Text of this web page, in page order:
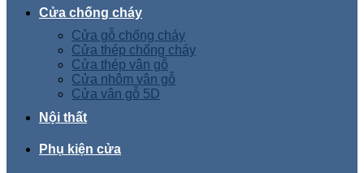
Cửa chống cháy
Cửa gỗ chống cháy
Cửa thép chống cháy
Cửa thép vân gỗ
Cửa nhôm vân gỗ
Cửa vân gỗ 5D
Nội thất
Phụ kiện cửa